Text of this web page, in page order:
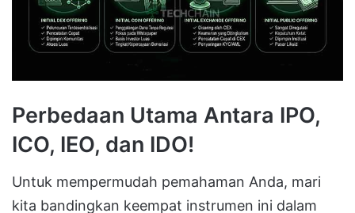
Perbedaan Utama Antara IPO,
ICO, IEO, dan IDO!
Untuk mempermudah pemahaman Anda, mari
kita bandingkan keempat instrumen ini dalam